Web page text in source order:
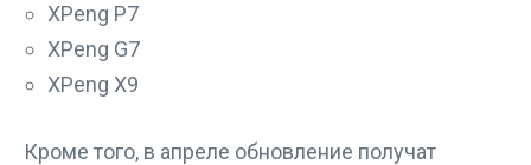
XPeng P7
XPeng G7
XPeng X9
Кроме того, в апреле обновление получат